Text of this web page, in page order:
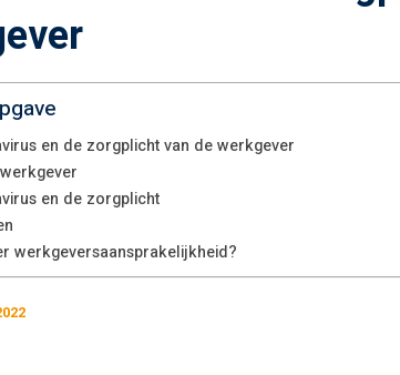
en de zorgplicht van de werkgever
en de zorgplicht
werkgeversaansprakelijkheid?